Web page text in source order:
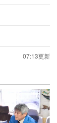
07:13更新